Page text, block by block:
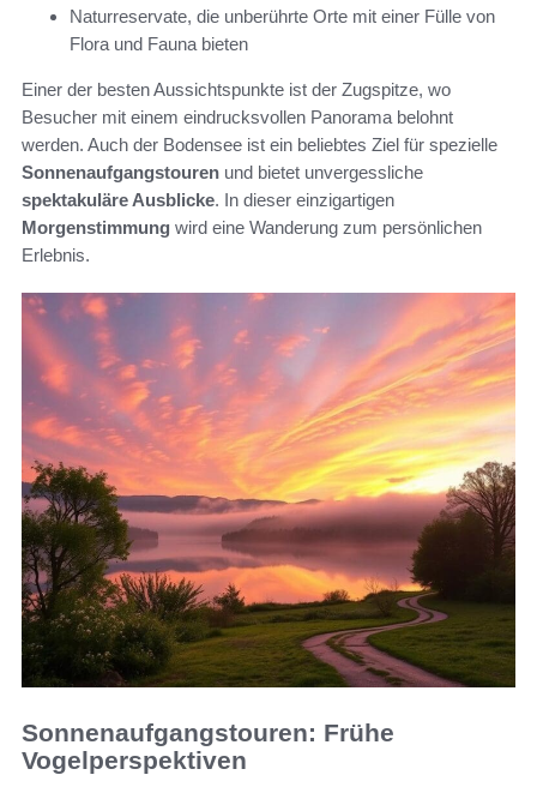
Naturreservate, die unberührte Orte mit einer Fülle von
Flora und Fauna bieten
Einer der besten Aussichtspunkte ist der Zugspitze, wo
Besucher mit einem eindrucksvollen Panorama belohnt
werden. Auch der Bodensee ist ein beliebtes Ziel für spezielle
Sonnenaufgangstouren und bietet unvergessliche
spektakuläre Ausblicke. In dieser einzigartigen
Morgenstimmung wird eine Wanderung zum persönlichen
Erlebnis.
Sonnenaufgangstouren: Frühe
Vogelperspektiven